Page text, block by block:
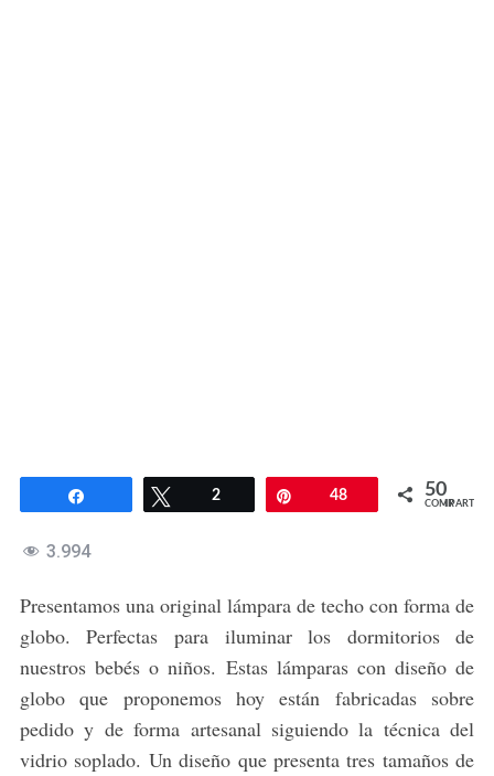
Compartir Twittear
2 48 50
COMPARTIR
3.994
Presentamos una original lámpara de techo con forma de
globo. Perfectas para iluminar los dormitorios de
nuestros bebés o niños. Estas lámparas con diseño de
globo que proponemos hoy están fabricadas sobre
pedido y de forma artesanal siguiendo la técnica del
vidrio soplado. Un diseño que presenta tres tamaños de